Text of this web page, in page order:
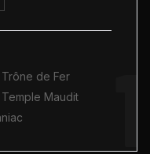
Trône de Fer
Temple Maudit